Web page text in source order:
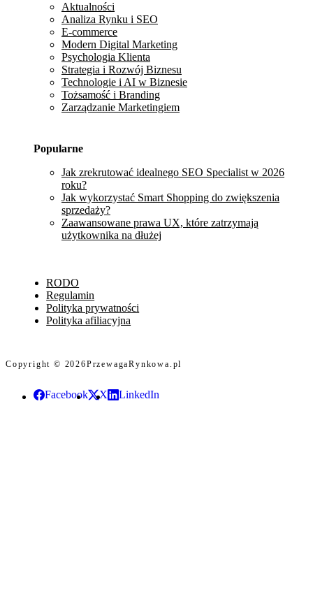
Aktualności
Analiza Rynku i SEO
E-commerce
Modern Digital Marketing
Psychologia Klienta
Strategia i Rozwój Biznesu
Technologie i AI w Biznesie
Tożsamość i Branding
Zarządzanie Marketingiem
Popularne
Jak zrekrutować idealnego SEO Specialist w 2026
roku?
Jak wykorzystać Smart Shopping do zwiększenia
sprzedaży?
Zaawansowane prawa UX, które zatrzymają
użytkownika na dłużej
RODO
Regulamin
Polityka prywatności
Polityka afiliacyjna
Copyright © 2026PrzewagaRynkowa.pl
Facebook X LinkedIn